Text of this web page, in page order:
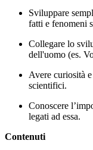
Sviluppare
fatti e fenomeni
Collegare lo
dell'uomo (es.
Avere curiosità
scientifici.
Conoscere
legati ad essa.
Contenuti